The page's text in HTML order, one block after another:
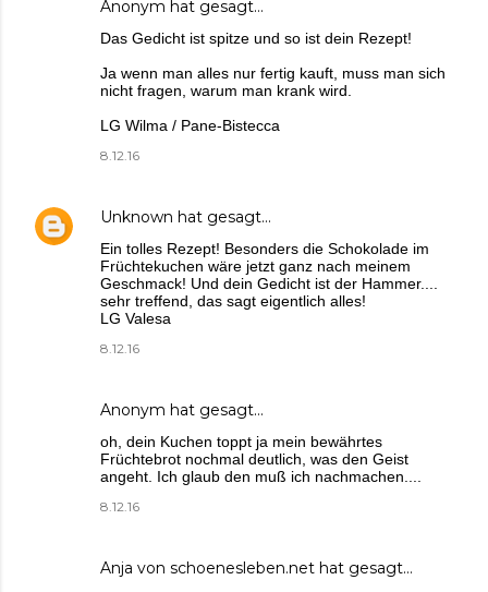
Anonym hat gesagt…
Das Gedicht ist spitze und so ist dein Rezept!
Ja wenn man alles nur fertig kauft, muss man sich
nicht fragen, warum man krank wird.
LG Wilma / Pane-Bistecca
8.12.16
Unknown hat gesagt…
Ein tolles Rezept! Besonders die Schokolade im
Früchtekuchen wäre jetzt ganz nach meinem
Geschmack! Und dein Gedicht ist der Hammer....
sehr treffend, das sagt eigentlich alles!
LG Valesa
8.12.16
Anonym hat gesagt…
oh, dein Kuchen toppt ja mein bewährtes
Früchtebrot nochmal deutlich, was den Geist
angeht. Ich glaub den muß ich nachmachen....
8.12.16
Anja von schoenesleben.net hat gesagt…